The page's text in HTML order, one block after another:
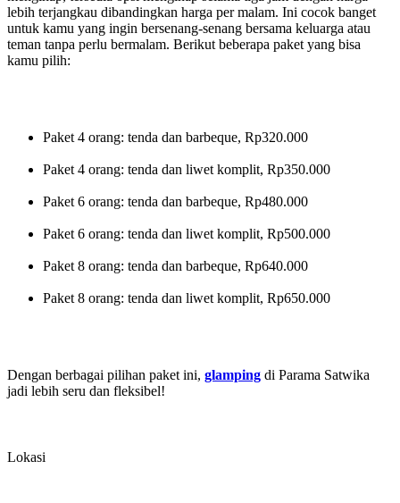
lebih terjangkau dibandingkan harga per malam. Ini cocok banget
untuk kamu yang ingin bersenang-senang bersama keluarga atau
teman tanpa perlu bermalam. Berikut beberapa paket yang bisa
kamu pilih:
Paket 4 orang: tenda dan barbeque, Rp320.000
Paket 4 orang: tenda dan liwet komplit, Rp350.000
Paket 6 orang: tenda dan barbeque, Rp480.000
Paket 6 orang: tenda dan liwet komplit, Rp500.000
Paket 8 orang: tenda dan barbeque, Rp640.000
Paket 8 orang: tenda dan liwet komplit, Rp650.000
Dengan berbagai pilihan paket ini, glamping di Parama Satwika
jadi lebih seru dan fleksibel!
Lokasi